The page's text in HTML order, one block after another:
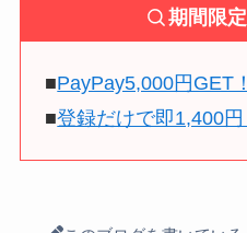
期間限
■PayPay5,000円GET
■登録だけで即1,400